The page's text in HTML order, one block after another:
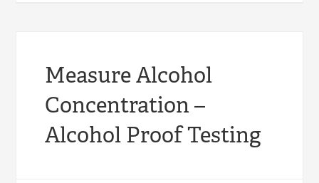
Measure Alcohol
Concentration –
Alcohol Proof Testing